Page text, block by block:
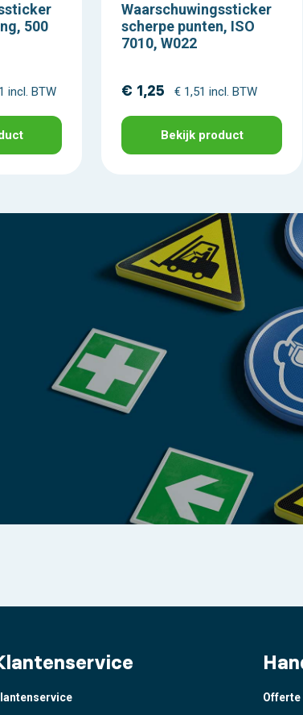
500
incl. BTW
Waarschuwingssticker
scherpe punten, ISO
7010, W022
€ 1,25 € 1,51 incl. BTW
Bekijk product
Offerte